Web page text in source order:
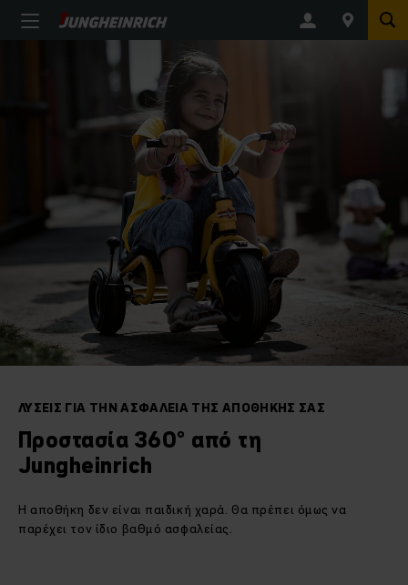
ΛΥΣΕΙΣ ΓΙΑ ΤΗΝ ΑΣΦΑΛΕΙΑ ΤΗΣ ΑΠΟΘΗΚΗΣ ΣΑΣ
Προστασία 360° από τη
Jungheinrich
Η αποθήκη δεν είναι παιδική χαρά. Θα πρέπει όμως να
παρέχει τον ίδιο βαθμό ασφαλείας.